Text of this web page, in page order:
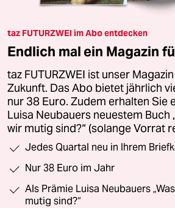
taz FUTURZWEI im Abo entdecken
Endlich mal ein Magazin
taz FUTURZWEI ist unser
Zukunft. Das Abo bietet jährlich
nur 38 Euro. Zudem erhalten Sie
Luisa Neubauers neuestem Buch
wir mutig sind?“ (solange Vorrat
Jedes Quartal neu in Ihrem
Nur 38 Euro im Jahr
Als Prämie Luisa Neubauers
mutig sind?“